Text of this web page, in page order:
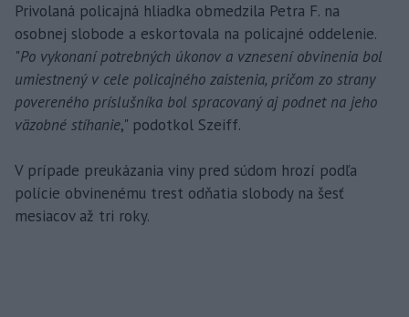
Privolaná policajná hliadka obmedzila Petra F. na
osobnej slobode a eskortovala na policajné oddelenie.
"Po vykonaní potrebných úkonov a vznesení obvinenia bol
umiestnený v cele policajného zaistenia, pričom zo strany
povereného príslušníka bol spracovaný aj podnet na jeho
väzobné stíhanie," podotkol Szeiff.
V prípade preukázania viny pred súdom hrozí podľa
polície obvinenému trest odňatia slobody na šesť
mesiacov až tri roky.